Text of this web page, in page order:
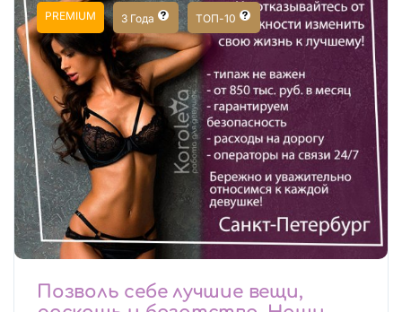
PREMIUM 3 Года ТОП-10
Позволь себе лучшие вещи,